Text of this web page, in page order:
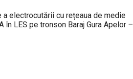
electrocutării cu rețeaua de medie
LES pe tronson Baraj Gura Apelor –